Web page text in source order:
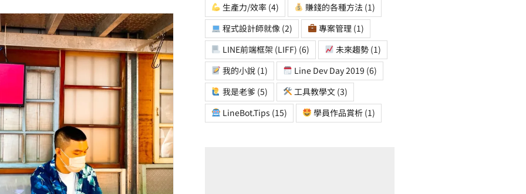
生產力/效率 (4) 賺錢的各種方法 (1)
程式設計師就像 (2) 專案管理 (1)
LINE前端框架 (LIFF) (6) 未來趨勢 (1)
我的小說 (1) Line Dev Day 2019 (6)
我是老爹 (5) 工具教學文 (3)
LineBot.Tips (15) 學員作品賞析 (1)